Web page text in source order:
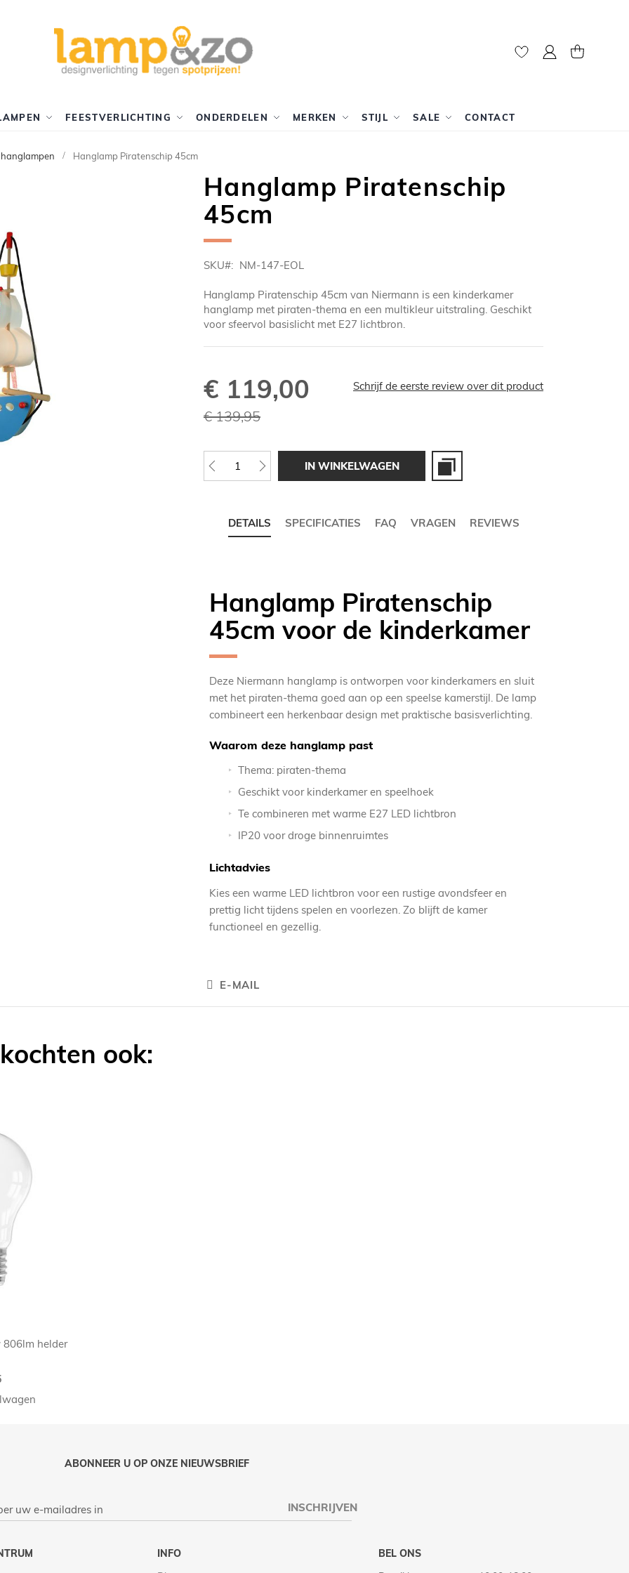
Mijn account
FEESTVERLICHTING ONDERDELEN MERKEN STIJL SALE CONTACT
Hanglamp Piratenschip 45cm
Hanglamp Piratenschip
45cm
SKU NM-147-EOL
Hanglamp Piratenschip 45cm van Niermann is een kinderkamer
hanglamp met piraten-thema en een multikleur uitstraling. Geschikt
voor sfeervol basislicht met E27 lichtbron.
Speciale
prijs
€ 119,00
€ 139,95
Schrijf de eerste review over dit product
IN WINKELWAGEN
DETAILS SPECIFICATIES FAQ VRAGEN REVIEWS
Hanglamp Piratenschip
45cm voor de kinderkamer
Deze Niermann hanglamp is ontworpen voor kinderkamers en sluit
met het piraten-thema goed aan op een speelse kamerstijl. De lamp
combineert een herkenbaar design met praktische basisverlichting.
Waarom deze hanglamp past
Thema: piraten-thema
Geschikt voor kinderkamer en speelhoek
Te combineren met warme E27 LED lichtbron
IP20 voor droge binnenruimtes
Lichtadvies
Kies een warme LED lichtbron voor een rustige avondsfeer en
prettig licht tijdens spelen en voorlezen. Zo blijft de kamer
functioneel en gezellig.
E-MAIL
ook:
806lm helder
ABONNEER U OP ONZE NIEUWSBRIEF
INSCHRIJVEN
INFO
BEL ONS